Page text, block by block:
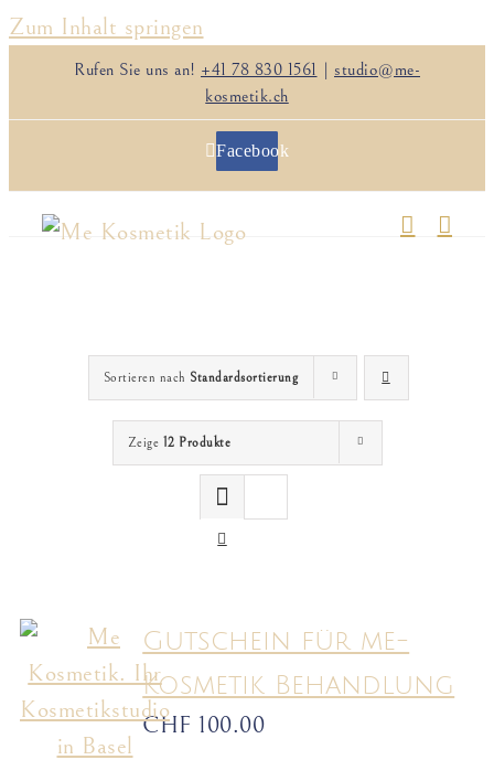
Zum Inhalt springen
Rufen Sie uns an! +41 78 830 1561 | studio@me-
kosmetik.ch
Facebook
Sortieren nach Standardsortierung
Zeige 12 Produkte
Gutschein für me-
Kosmetik Behandlung
CHF 100.00